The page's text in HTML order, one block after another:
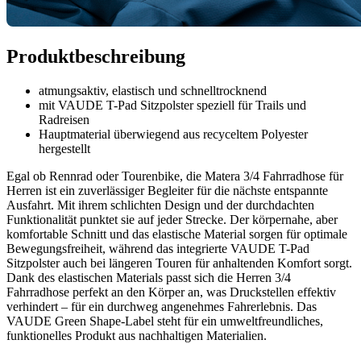
Produktbeschreibung
atmungsaktiv, elastisch und schnelltrocknend
mit VAUDE T-Pad Sitzpolster speziell für Trails und
Radreisen
Hauptmaterial überwiegend aus recyceltem Polyester
hergestellt
Egal ob Rennrad oder Tourenbike, die Matera 3/4 Fahrradhose für
Herren ist ein zuverlässiger Begleiter für die nächste entspannte
Ausfahrt. Mit ihrem schlichten Design und der durchdachten
Funktionalität punktet sie auf jeder Strecke. Der körpernahe, aber
komfortable Schnitt und das elastische Material sorgen für optimale
Bewegungsfreiheit, während das integrierte VAUDE T-Pad
Sitzpolster auch bei längeren Touren für anhaltenden Komfort sorgt.
Dank des elastischen Materials passt sich die Herren 3/4
Fahrradhose perfekt an den Körper an, was Druckstellen effektiv
verhindert – für ein durchweg angenehmes Fahrerlebnis. Das
VAUDE Green Shape-Label steht für ein umweltfreundliches,
funktionelles Produkt aus nachhaltigen Materialien.